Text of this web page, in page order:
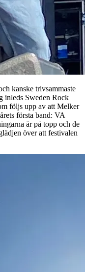
kanske trivsammaste
inleds Sweden Rock
följs upp av att Melker
första band: VA
är på topp och de
över att festivalen